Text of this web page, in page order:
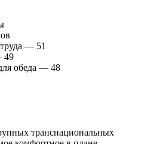
— 51
49
обеда — 48
транснациональных